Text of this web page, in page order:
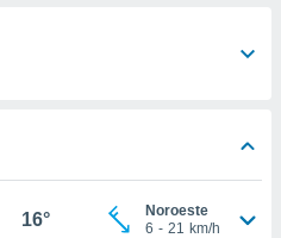
16°
Noroeste
6 - 21 km/h